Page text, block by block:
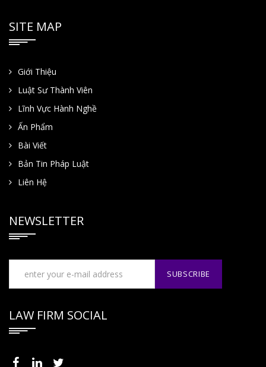
SITE MAP
Giới Thiệu
Luật Sư Thành Viên
Lĩnh Vực Hành Nghề
Ấn Phẩm
Bài Viết
Bản Tin Pháp Luật
Liên Hệ
NEWSLETTER
LAW FIRM SOCIAL